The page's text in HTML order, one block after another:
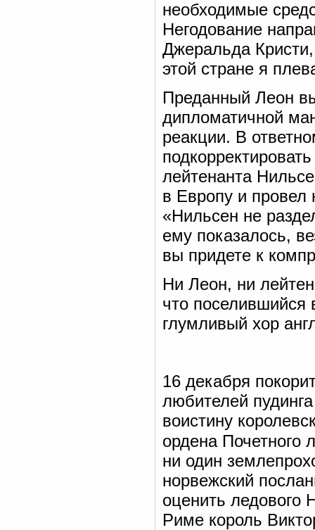
необходимые
Негодование
Джеральда
этой стране я
Преданный Леон
дипломатичной
реакции. В
лейтенанта
в Европу и провел
«Нильсен не
ему показалось,
вы придете к
Ни Леон, ни
что поселившийся
глумливый хор
16 декабря
любителей
воистину
ордена Почетного
ни один
норвежский
оценить ледового
Риме король